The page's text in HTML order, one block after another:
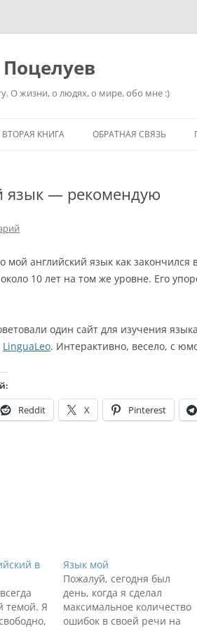
О жизни, о людях, о мире, обо мне :)
КНИГА ОБРАТНАЯ СВЯЗЬ
язык — рекомендую
мой английский язык как
10 лет на том же уровне. Его
один сайт для изучения
LinguaLeo. Интерактивно, весело, с
Reddit X Pinterest
в
темой. Я
Язык мой
Пожалуй, сегодня был
день, когда я сделал
максимальное количество
ошибок в своей речи на